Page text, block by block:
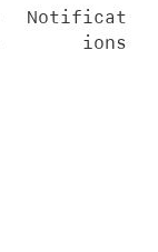
Notificat
ions